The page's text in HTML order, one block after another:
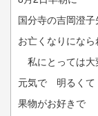
国分寺の吉岡澄
お亡くなりになら
私にとっては大
元気で 明るく
果物がお好きで